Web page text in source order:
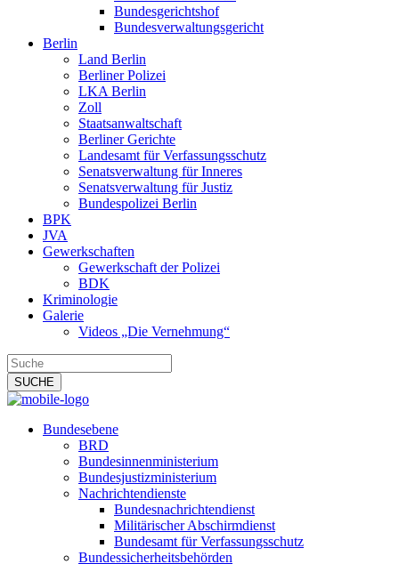
Bundesgerichtshof
Bundesverwaltungsgericht
Berlin
Land Berlin
Berliner Polizei
LKA Berlin
Zoll
Staatsanwaltschaft
Berliner Gerichte
Landesamt für Verfassungsschutz
Senatsverwaltung für Inneres
Senatsverwaltung für Justiz
Bundespolizei Berlin
BPK
JVA
Gewerkschaften
Gewerkschaft der Polizei
BDK
Kriminologie
Galerie
Videos „Die Vernehmung“
Bundesebene
BRD
Bundesinnenministerium
Bundesjustizministerium
Nachrichtendienste
Bundesnachrichtendienst
Militärischer Abschirmdienst
Bundesamt für Verfassungsschutz
Bundessicherheitsbehörden